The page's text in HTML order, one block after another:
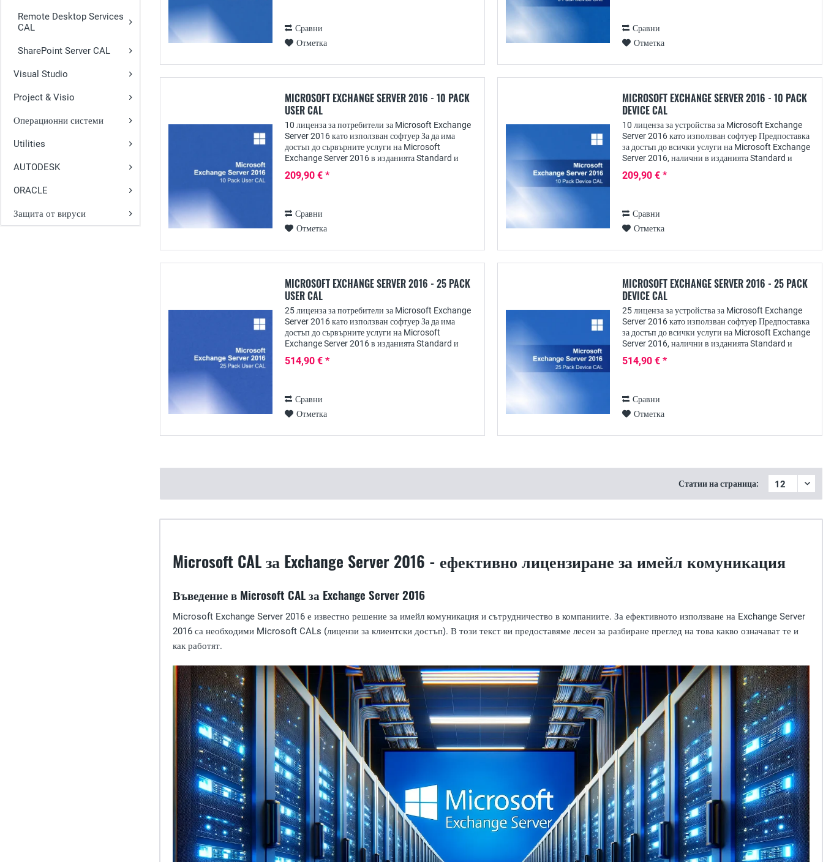
Remote Desktop Services
CAL
SharePoint Server CAL
Visual Studio
Project & Visio
Операционни системи
Utilities
AUTODESK
ORACLE
Защита от вируси
Сравни
Отметка
Сравни
Отметка
MICROSOFT EXCHANGE SERVER 2016 - 10 PACK
USER CAL
10 лиценза за потребители за Microsoft Exchange
Server 2016 като използван софтуер За да има
достъп до сървърните услуги на Microsoft
Exchange Server 2016 в изданията Standard и
лиценз за...
209,90 € *
Сравни
Отметка
MICROSOFT EXCHANGE SERVER 2016 - 10 PACK
DEVICE CAL
10 лиценза за устройства за Microsoft Exchange
Server 2016 като използван софтуер Предпоставка
за достъп до всички услуги на Microsoft Exchange
Server 2016, налични в изданията Standard и
209,90 € *
Сравни
Отметка
MICROSOFT EXCHANGE SERVER 2016 - 25 PACK
USER CAL
25 лиценза за потребители за Microsoft Exchange
Server 2016 като използван софтуер За да има
достъп до сървърните услуги на Microsoft
Exchange Server 2016 в изданията Standard и
лиценз за...
514,90 € *
Сравни
Отметка
MICROSOFT EXCHANGE SERVER 2016 - 25 PACK
DEVICE CAL
25 лиценза за устройства за Microsoft Exchange
Server 2016 като използван софтуер Предпоставка
за достъп до всички услуги на Microsoft Exchange
Server 2016, налични в изданията Standard и
514,90 € *
Сравни
Отметка
Статии на страница:
Microsoft CAL за Exchange Server 2016 - ефективно лицензиране за имейл комуникация
Въведение в Microsoft CAL за Exchange Server 2016
Microsoft Exchange Server 2016 е известно решение за имейл комуникация и сътрудничество в компаниите. За ефективното използване на Exchange Server
2016 са необходими Microsoft CALs (лицензи за клиентски достъп). В този текст ви предоставяме лесен за разбиране преглед на това какво означават те и
как работят.